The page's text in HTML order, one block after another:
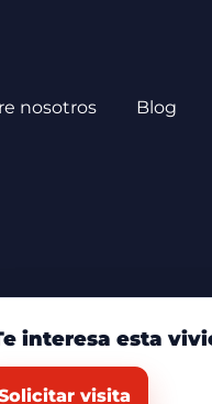
nosotros Blog
interesa esta
visita